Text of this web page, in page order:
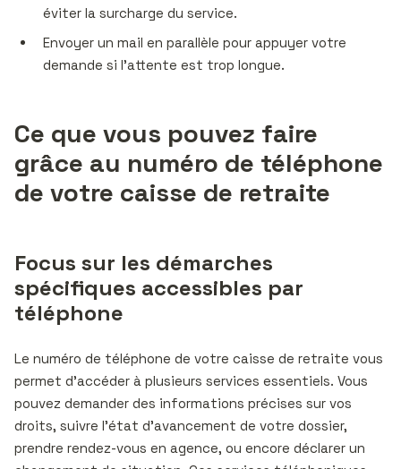
éviter la surcharge du service.
Envoyer un mail en parallèle pour appuyer votre
demande si l’attente est trop longue.
Ce que vous pouvez faire
grâce au numéro de téléphone
de votre caisse de retraite
Focus sur les démarches
spécifiques accessibles par
téléphone
Le numéro de téléphone de votre caisse de retraite vous
permet d’accéder à plusieurs services essentiels. Vous
pouvez demander des informations précises sur vos
droits, suivre l’état d’avancement de votre dossier,
prendre rendez-vous en agence, ou encore déclarer un